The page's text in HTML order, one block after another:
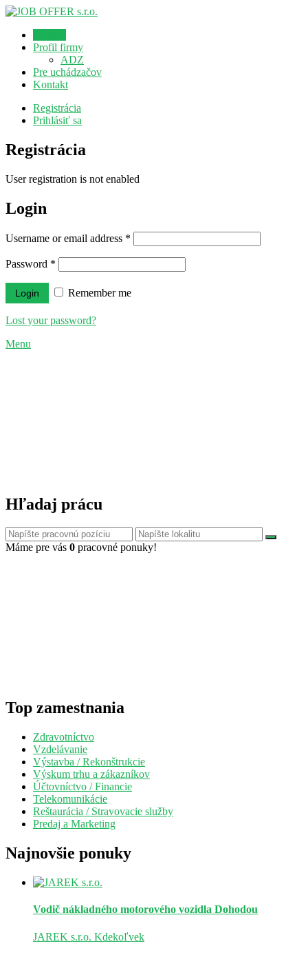
Profil firmy
ADZ
Pre uchádzačov
Kontakt
Registrácia
Prihlásiť sa
Registrácia
User registration is not enabled
Login
Username or email address *
Password *
Remember me
Lost your password?
Menu
Hľadaj prácu
Máme pre vás 0 pracovné ponuky!
Top zamestnania
Zdravotníctvo
Vzdelávanie
Výstavba / Rekonštrukcie
Výskum trhu a zákazníkov
Účtovníctvo / Financie
Telekomunikácie
Reštaurácia / Stravovacie služby
Predaj a Marketing
Najnovšie ponuky
Vodič nákladného motorového vozidla Dohodou
JAREK s.r.o. Kdekoľvek